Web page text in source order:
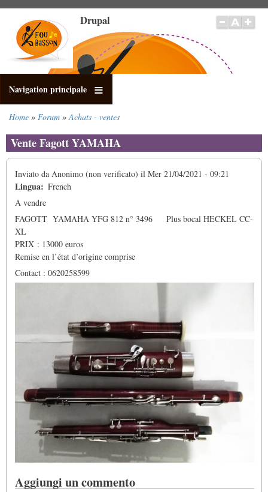
contenuto
principale
Drupal
Navigation principale
di
pane
Home Forum Achats - ventes
Vente Fagott YAMAHA
Inviato da Anonimo (non verificato) il Mer 21/04/2021 - 09:21
Lingua
French
A vendre
FAGOTT YAMAHA YFG 812 n° 3496 Plus bocal HECKEL CC-
XL
PRIX : 13000 euros
Remise en l’état d’origine comprise
Contact : 0620258599
Aggiungi un commento